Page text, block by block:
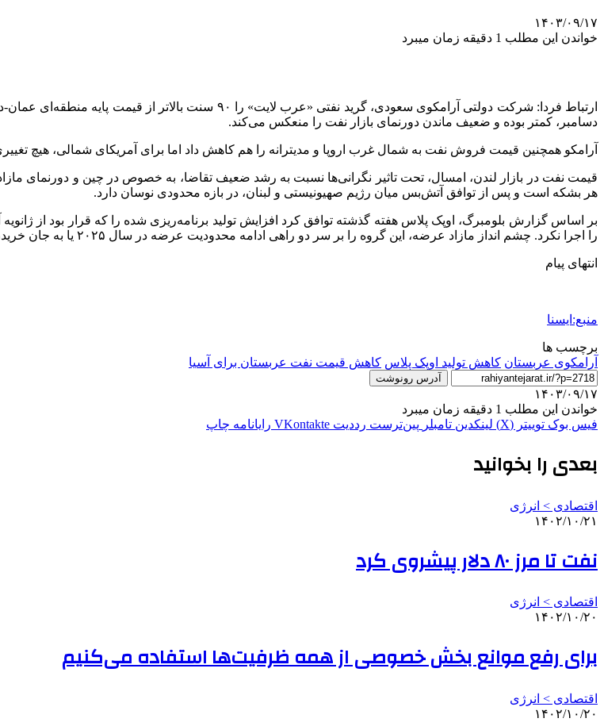
۱۴۰۳/۰۹/۱۷
خواندن این مطلب 1 دقیقه زمان میبرد
دسامبر، کمتر بوده و ضعیف ماندن دورنمای بازار نفت را منعکس می‌کند.
آرامکو همچنین قیمت فروش نفت به شمال غرب اروپا و مدیترانه را هم کاهش داد اما برای آمریکای شمالی، هیچ
هر بشکه است و پس از توافق آتش‌بس میان رژیم صهیونیستی و لبنان، در بازه محدودی نوسان دارد.
بر اساس گزارش بلومبرگ، اوپک پلاس هفته گذشته توافق کرد افزایش تولید برنامه‌ریزی شده را که قرار بود از
را اجرا نکرد. چشم انداز مازاد عرضه، این گروه را بر سر دو راهی ادامه محدودیت عرضه در سال ۲۰۲۵ یا به جان خریدن ریسک سقوط قیمت قرار داده است.
انتهای پیام
منبع:ایسنا
برچسب ها
آرامکوی عربستان کاهش تولید اوپک پلاس کاهش قیمت نفت عربستان برای آسیا
آدرس رونوشت
۱۴۰۳/۰۹/۱۷
خواندن این مطلب 1 دقیقه زمان میبرد
فیس بوک توییتر (X) لینکدین ‫تامبلر ‫پین‌ترست ‫رددیت ‫VKontakte رایانامه چاپ
بعدی را بخوانید
اقتصادی > انرژی
۱۴۰۲/۱۰/۲۱
نفت تا مرز ۸۰ دلار پیشروی کرد
اقتصادی > انرژی
۱۴۰۲/۱۰/۲۰
برای رفع موانع بخش خصوصی از همه ظرفیت‌ها استفاده می‌کنیم
اقتصادی > انرژی
۱۴۰۲/۱۰/۲۰